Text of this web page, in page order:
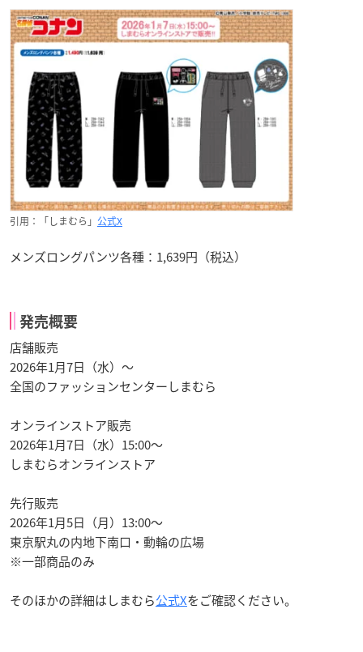
引用：「しまむら」 公式X
メンズロングパンツ各種：1,639円（税込）
発売概要
店舗販売
2026年1月7日（水）～
全国のファッションセンターしまむら
オンラインストア販売
2026年1月7日（水）15:00～
しまむらオンラインストア
先行販売
2026年1月5日（月）13:00～
東京駅丸の内地下南口・動輪の広場
※一部商品のみ
そのほかの詳細はしまむら公式Xをご確認ください。